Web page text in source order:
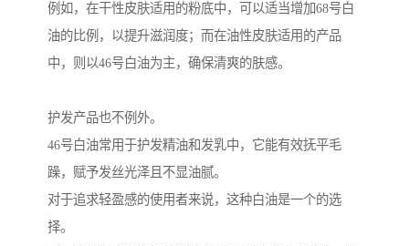
例如，在干性皮肤适用的粉底中，可以适当增加68号白
油的比例，以提升滋润度；而在油性皮肤适用的产品
中，则以46号白油为主，确保清爽的肤感。
护发产品也不例外。
46号白油常用于护发精油和发乳中，它能有效抚平毛
躁，赋予发丝光泽且不显油腻。
对于追求轻盈感的使用者来说，这种白油是一个的选
择。